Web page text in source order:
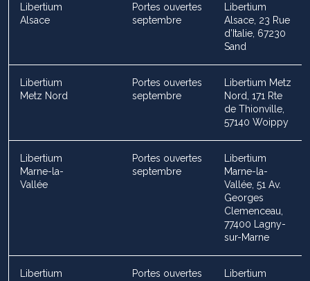
Libertium
Alsace
Portes ouvertes
septembre
Libertium
Alsace, 23 Rue
d’Italie, 67230
Sand
Libertium
Metz Nord
Portes ouvertes
septembre
Libertium Metz
Nord, 171 Rte
de Thionville,
57140 Woippy
Libertium
Marne-la-
Vallée
Portes ouvertes
septembre
Libertium
Marne-la-
Vallée, 51 Av.
Georges
Clemenceau,
77400 Lagny-
sur-Marne
Libertium
Portes ouvertes
Libertium